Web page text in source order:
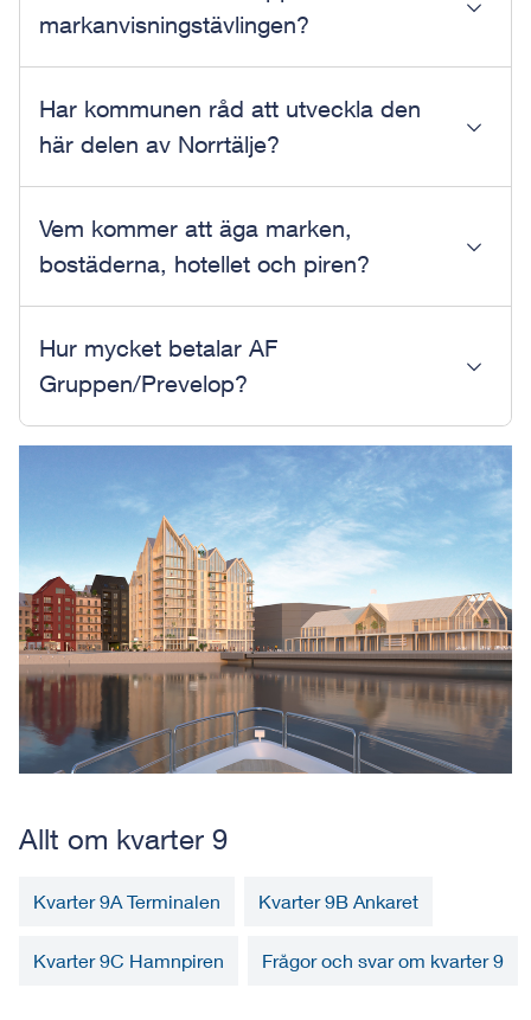
markanvisningstävlingen?
Har kommunen råd att utveckla den
här delen av Norrtälje?
Vem kommer att äga marken,
bostäderna, hotellet och piren?
Hur mycket betalar AF
Gruppen/Prevelop?
Allt om kvarter 9
Kvarter 9A Terminalen Kvarter 9B Ankaret
Kvarter 9C Hamnpiren Frågor och svar om kvarter 9